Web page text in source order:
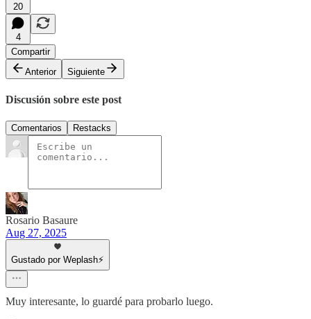
20
4
Compartir
Anterior
Siguiente
Discusión sobre este post
Comentarios Restacks
Rosario Basaure
Aug 27, 2025
Gustado por Weplash⚡️
Muy interesante, lo guardé para probarlo luego.